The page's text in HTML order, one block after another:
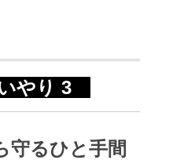
やり 3
守るひと手間